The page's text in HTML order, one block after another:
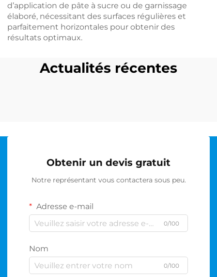
d’application de pâte à sucre ou de garnissage
élaboré, nécessitant des surfaces régulières et
parfaitement horizontales pour obtenir des
résultats optimaux.
Actualités récentes
Obtenir un devis gratuit
Notre représentant vous contactera sous peu.
Adresse e-mail
0/100
Nom
0/100